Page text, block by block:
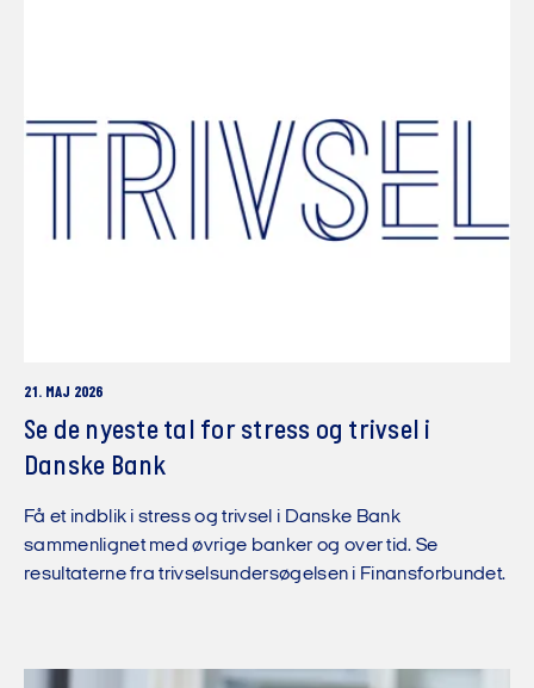
21. MAJ 2026
Se de nyeste tal for stress og trivsel i
Danske Bank
Få et indblik i stress og trivsel i Danske Bank
sammenlignet med øvrige banker og over tid. Se
resultaterne fra trivselsundersøgelsen i Finansforbundet.